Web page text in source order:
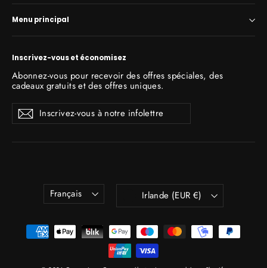
Menu principal
Inscrivez-vous et économisez
Abonnez-vous pour recevoir des offres spéciales, des
cadeaux gratuits et des offres uniques.
Inscrivez-
vous
à
infolettre
S'inscrireS'inscrire
Langue
Français DeviseIrlande (EUR €)